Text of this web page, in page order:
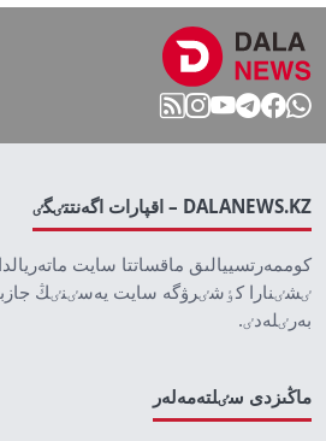
DALANEWS.KZ – اقپارات اگەنتتٸگٸ
كوممەرتسييالىق ماقساتتا سايت
ٸشٸنارا كٶشٸرۋگە سايت يەسٸنٸڭ
بەرٸلەدٸ.
ماڭىزدى سٸلتەمەلەر